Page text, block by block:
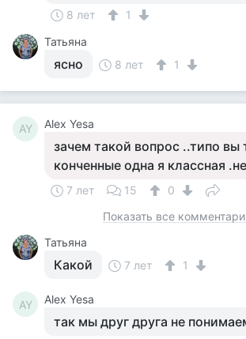
8 лет
1
Татьяна
ясно 8 лет 1
AY Alex Yesa
зачем такой вопрос ..типо вы
конченные одна я классная
7 лет 15
0
Показать все
Татьяна
Какой 7 лет 1
AY Alex Yesa
так мы друг друга не